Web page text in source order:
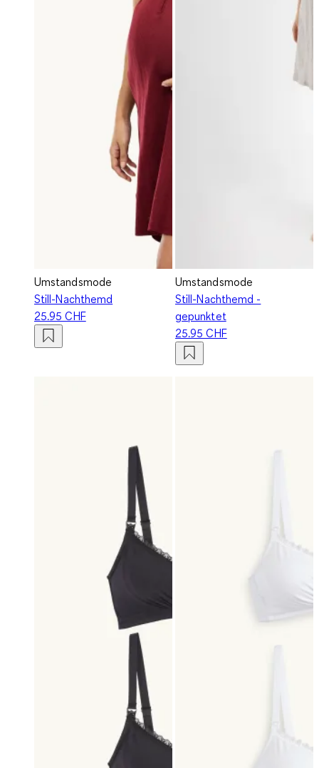
Umstandsmode
Still-Nachthemd
25.95 CHF
Umstandsmode
Still-Nachthemd -
gepunktet
25.95 CHF